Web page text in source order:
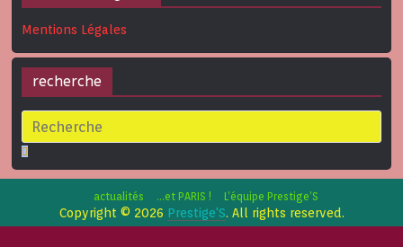
Mentions Légales
recherche
actualités …et PARIS ! L’équipe Prestige’S
Copyright © 2026 Prestige'S. All rights reserved.